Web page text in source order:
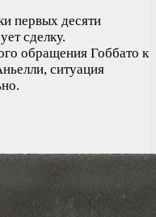
первых десяти
сделку.
обращения Гоббато к
ситуация